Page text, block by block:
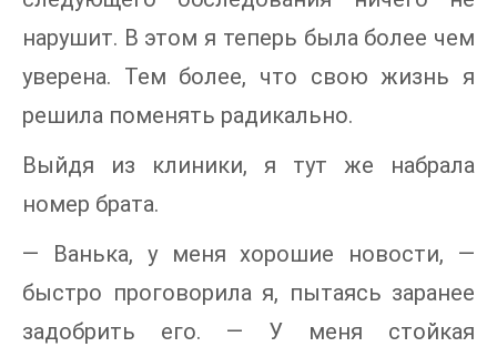
нарушит. В этом я теперь была более чем
уверена. Тем более, что свою жизнь я
решила поменять радикально.
Выйдя из клиники, я тут же набрала
номер брата.
— Ванька, у меня хорошие новости, —
быстро проговорила я, пытаясь заранее
задобрить его. — У меня стойкая